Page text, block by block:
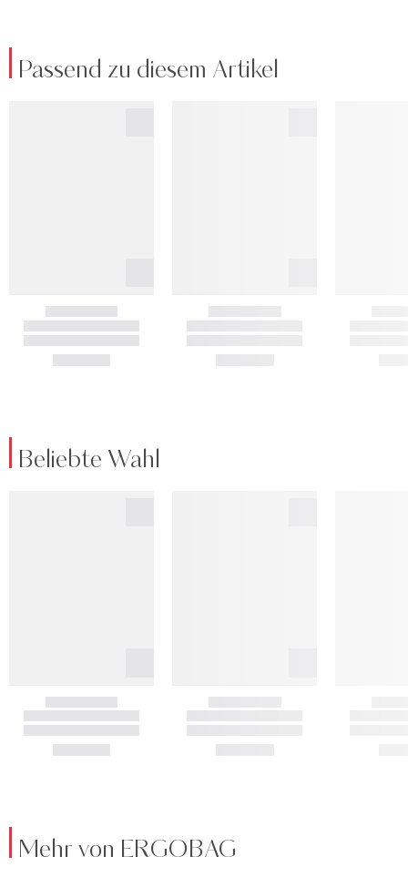
Passend zu diesem Artikel
Beliebte Wahl
Mehr von ERGOBAG